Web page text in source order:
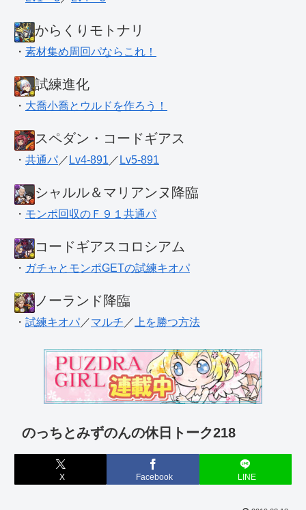
からくりモトナリ
・ 素材集め周回パならこれ！
試練進化
・ 大喬小喬とウルドを作ろう！
スペダン・コードギアス
・ 共通パ ／ Lv4-891 ／ Lv5-891
シャルル＆マリアンヌ降臨
・ モンポ回収のＦ９１共通パ
コードギアスコロシアム
・ ガチャとモンポGETの試練キオパ
ノーランド降臨
・ 試練キオパ ／マルチ ／ 上を勝つ方法
のっちとみずのんの休日トーク218
X Facebook LINE